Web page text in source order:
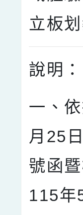
立板
說明：
一、
月25
號函
115年